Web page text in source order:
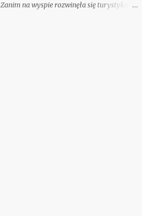
Zanim na wyspie rozwinęła się turystyka,